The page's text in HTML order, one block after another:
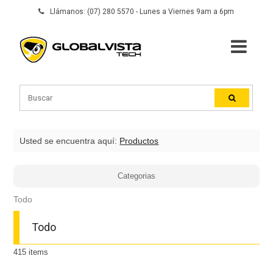
Llámanos: (07) 280 5570 - Lunes a Viernes 9am a 6pm
Usted se encuentra aquí: Productos
Categorias
Todo
Todo
415items